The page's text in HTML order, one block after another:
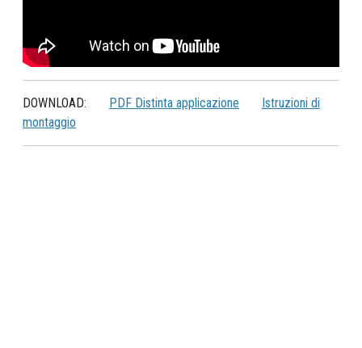
DOWNLOAD: PDF Distinta applicazione
Istruzioni di
montaggio